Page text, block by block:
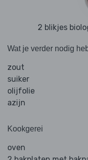
2 blikjes
Wat je verder nodig
zout
suiker
olijfolie
azijn
Kookgerei
oven